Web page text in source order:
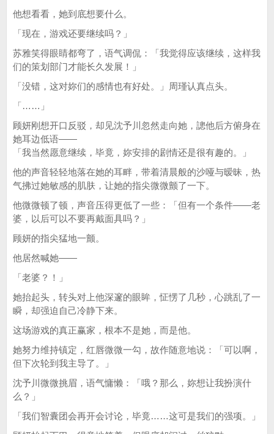
他想看看，她到底想要什么。
「现在，游戏还要继续吗？」
苏雅笑得眼睛都弯了，语气调侃：「我觉得应该继续，这样我
们的策划部门才能长久发展！」
「没错，这对妳们的感情也有好处。」周瑾认真点头。
「……」
顾妍刚想开口反驳，却见沈予川忽然走向她，謥他后方俯身在
她耳边低语——
「我当然愿意继续，毕竟，妳安排的剧情还是很有趣的。」
他的声音轻轻地落在她的耳畔，带着清晨般的沙哑与暧昧，热
气拂过她敏感的肌肤，让她的指尖微微颤了一下。
他微微顿了顿，声音压得更低了一些：「但有一个条件——老
婆，以后可以不要再戴面具吗？」
顾妍的指尖猛地一颤。
他居然喊她——
「老婆？！」
她抬起头，转头对上他深邃的眼眸，怔愣了几秒，心跳乱了一
瞬，却强迫自己冷静下来。
这场游戏的真正赢家，根本不是她，而是他。
她努力维持镇定，红唇微微一勾，故作随意地说：「可以啊，
但下次轮到我主导了。」
沈予川微微挑眉，语气慵懒：「哦？那么，妳想让我扮演什
么？」
「我们智囊团会再开会讨论，毕竟……这可是我们的强项。」